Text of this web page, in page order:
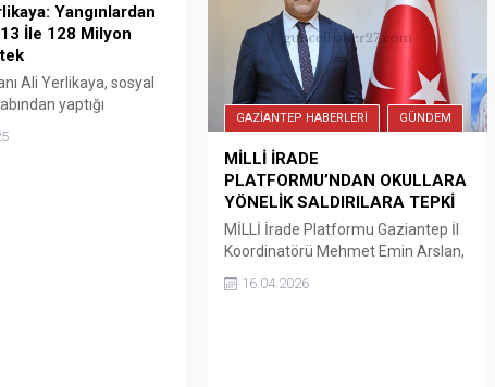
Yangınlardan
İle 128 Milyon
Ali Yerlikaya, sosyal
yaptığı
gelen
GAZİANTEP HABERLERİ GÜNDEM
MİLLİ İRADE
PLATFORMU’NDAN OKULLARA
YÖNELİK SALDIRILARA TEPKİ
MİLLİ İrade Platformu Gaziantep İl
Koordinatörü Mehmet Emin Arslan,
okullarda meydana gelen
16.04.2026